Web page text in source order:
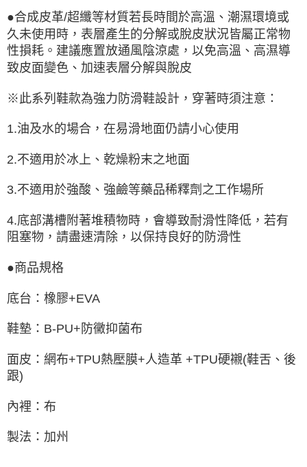
●合成皮革/超纖等材質若長時間於高溫、潮濕環境或
久未使用時，表層產生的分解或脫皮狀況皆屬正常物
性損耗。建議應置放通風陰涼處，以免高溫、高濕導
致皮面變色、加速表層分解與脫皮
※此系列鞋款為強力防滑鞋設計，穿著時須注意：
1.油及水的場合，在易滑地面仍請小心使用
2.不適用於冰上、乾燥粉末之地面
3.不適用於強酸、強鹼等藥品稀釋劑之工作場所
4.底部溝槽附著堆積物時，會導致耐滑性降低，若有
阻塞物，請盡速清除，以保持良好的防滑性
●商品規格
底台：橡膠+EVA
鞋墊：B-PU+防黴抑菌布
面皮：網布+TPU熱壓膜+人造革 +TPU硬襯(鞋舌、後
跟)
內裡：布
製法：加州